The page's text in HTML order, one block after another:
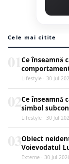
Cele mai citite
Ce înseamnă
Lifestyle · 30 Jul
Ce înseamnă
simbol
Lifestyle · 30 Jul
Obiect
Voievodatul
Externe · 30 Jul